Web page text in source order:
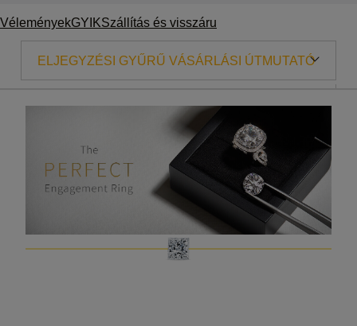
VéleményekGYIKSzállítás és visszáru
GYÉMÁNT VÁSÁRLÁSI ÚTMUTATÓ
ELJEGYZÉSI GYŰRŰ VÁSÁRLÁSI ÚTMUTATÓ
GYŰRŰMÉRETEK